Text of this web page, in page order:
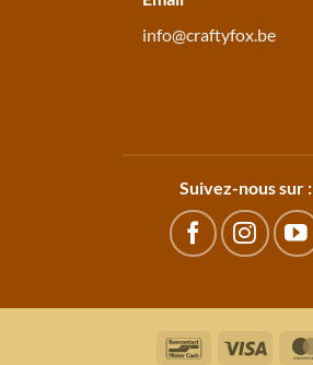
info@craftyfox.be
Suivez-nous sur :
BancontactVisa